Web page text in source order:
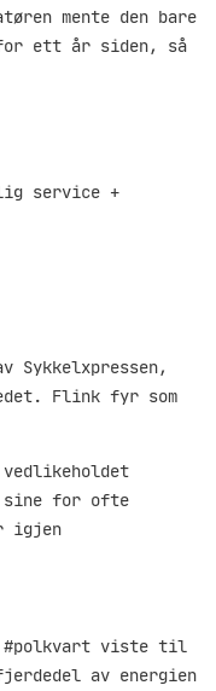
mente den bare
ett år siden, så
service +
Flink fyr som
sine for ofte
igjen
#polkvart viste til
av energien